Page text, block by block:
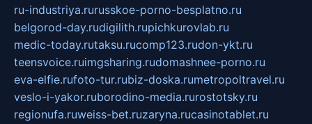
ru-industriya.rurusskoe-porno-besplatno.ru
belgorod-day.rudigilith.rupichkurovlab.ru
medic-today.rutaksu.rucomp123.rudon-ykt.ru
teensvoice.ruimgsharing.rudomashnee-porno.ru
eva-elfie.rufoto-tur.rubiz-doska.rumetropoltravel.ru
veslo-i-yakor.ruborodino-media.rurostotsky.ru
regionufa.ruweiss-bet.ruzaryna.rucasinotablet.ru